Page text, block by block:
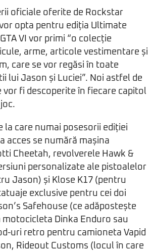
oficiale oferite de Rockstar
opta pentru ediția Ultimate
VI vor primi “o colecție
arme, articole vestimentare și
care se vor regăsi în toate
lui Jason și Luciei”. Noi astfel de
vor fi descoperite în fiecare capitol
la care numai posesorii ediției
acces se numără mașina
Cheetah, revolverele Hawk &
personalizate ale pistoalelor
Jason) și Klose K17 (pentru
exclusive pentru cei doi
Safehouse (ce adăpostește
Dinka Enduro sau
uri retro pentru camioneta Vapid
Rideout Customs (locul în care